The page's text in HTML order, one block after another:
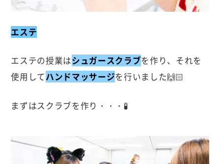
エステ
エステの授業はシュガースクラブを作り、それを
使用してハンドマッサージを行いました🙌🏻
まずはスクラブを作り・・・🧪